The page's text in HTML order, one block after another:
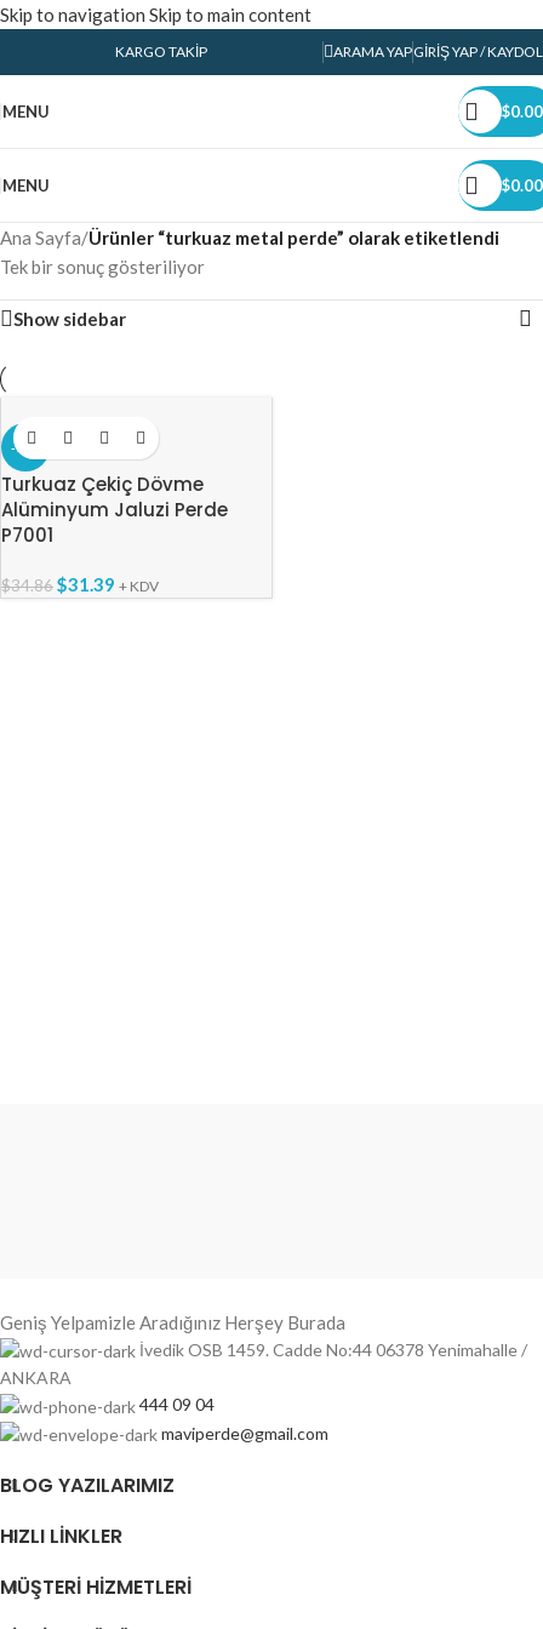
Skip to navigation Skip to main content
KARGO TAKIP ARAMA YAPGIRIŞ YAP / KAYDOL
MENU $0.00
MENU $0.00
Ana Sayfa/Ürünler “turkuaz metal perde” olarak etiketlendi
Tek bir sonuç gösteriliyor
Show sidebar
-10%
Turkuaz Çekiç Dövme
Alüminyum Jaluzi Perde
P7001
$34.86$31.39 + KDV
Geniş Yelpamizle Aradığınız Herşey Burada
İvedik OSB 1459. Cadde No:44 06378 Yenimahalle /
ANKARA
444 09 04
maviperde@gmail.com
BLOG YAZILARIMIZ
HIZLI LINKLER
MÜŞTERI HIZMETLERI